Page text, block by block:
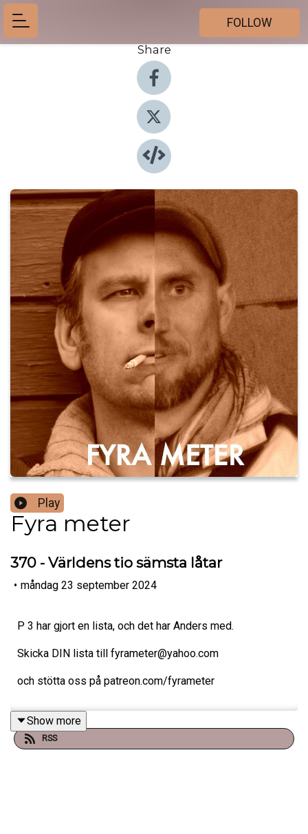
FOLLOW
Share
Play
Fyra meter
370 - Världens tio sämsta låtar
• måndag 23 september 2024
P 3 har gjort en lista, och det har Anders med.
Skicka DIN lista till fyrameter@yahoo.com
och stötta oss på patreon.com/fyrameter
Show more
RSS